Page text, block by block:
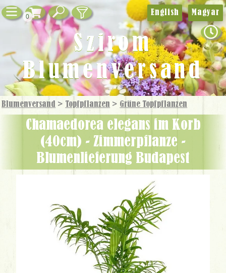
0
Blumenversand > Topfpflanzen > Grüne Topf­pflanzen
Chamaedorea elegans im Korb
(40cm) - Zimmerpflanze -
Blumenlieferung Budapest
English Magyar
Szirom
Blumenversand